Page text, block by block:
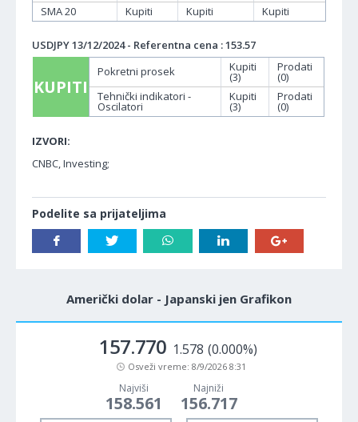
SMA 20
Kupiti Kupiti Kupiti
USDJPY 13/12/2024 - Referentna cena : 153.57
KUPITI
Pokretni prosek Kupiti
(3)
Prodati
(0)
Tehnički indikatori -
Oscilatori
Kupiti
(3)
Prodati
(0)
IZVORI:
CNBC, Investing;
Podelite sa prijateljima
Američki dolar - Japanski jen Grafikon
157.770 1.578 (0.000%)
Osveži vreme: 8/9/2026 8:31
Najviši
158.561
Najniži
156.717